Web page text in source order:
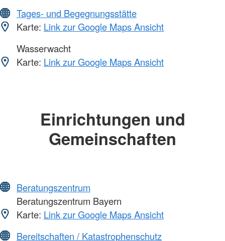
Tages- und Begegnungsstätte
Karte: Link zur Google Maps Ansicht
Wasserwacht
Karte: Link zur Google Maps Ansicht
Einrichtungen und
Gemeinschaften
Beratungszentrum
Beratungszentrum Bayern
Karte: Link zur Google Maps Ansicht
Bereitschaften / Katastrophenschutz